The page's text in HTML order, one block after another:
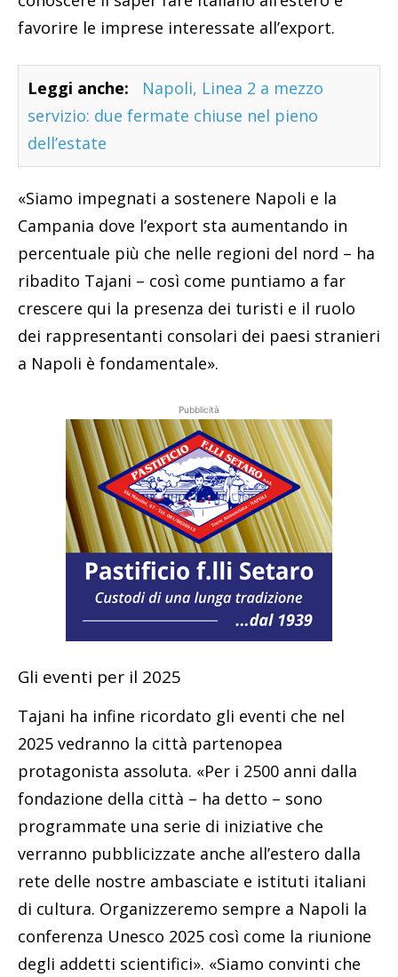
favorire le imprese interessate all’export.
Leggi anche:
Napoli, Linea 2 a mezzo
servizio: due fermate chiuse nel pieno
dell’estate
«Siamo impegnati a sostenere Napoli e la
Campania dove l’export sta aumentando in
percentuale più che nelle regioni del nord – ha
ribadito Tajani – così come puntiamo a far
crescere qui la presenza dei turisti e il ruolo
dei rappresentanti consolari dei paesi stranieri
a Napoli è fondamentale».
Pubblicità
Gli eventi per il 2025
Tajani ha infine ricordato gli eventi che nel
2025 vedranno la città partenopea
protagonista assoluta. «Per i 2500 anni dalla
fondazione della città – ha detto – sono
programmate una serie di iniziative che
verranno pubblicizzate anche all’estero dalla
rete delle nostre ambasciate e istituti italiani
di cultura. Organizzeremo sempre a Napoli la
conferenza Unesco 2025 così come la riunione
degli addetti scientifici». «Siamo convinti che